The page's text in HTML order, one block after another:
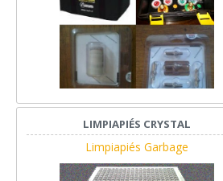
LIMPIAPIÉS CRYSTAL
Limpiapiés Garbage